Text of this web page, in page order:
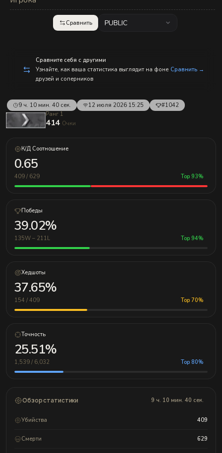
Сравнить PUBLIC
Сравните себя с другими
Узнайте, как ваша статистика выглядит на фоне
друзей и соперников
Сравнить →
9 ч. 10 мин. 40 сек. 12 июля 2026 15:25
#1042
Ранг 1
414 Очки
К/Д Соотношение
0.65
409 / 629 Top 93%
Победы
39.02%
135W – 211L Top 94%
Хедшоты
37.65%
154 / 409 Top 70%
Точность
25.51%
1,539 / 6,032 Top 80%
Обзор статистики 9 ч. 10 мин. 40 сек.
Убийства 409
Смерти 629
с
п